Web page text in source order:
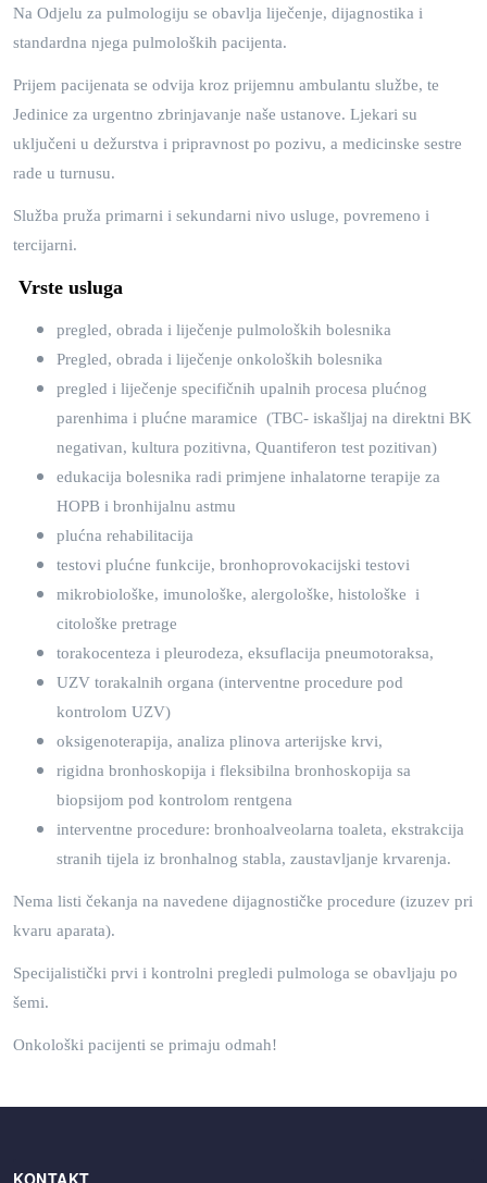
Na Odjelu za pulmologiju se obavlja liječenje, dijagnostika i
standardna njega pulmoloških pacijenta.
Prijem pacijenata se odvija kroz prijemnu ambulantu službe, te
Jedinice za urgentno zbrinjavanje naše ustanove. Ljekari su
uključeni u dežurstva i pripravnost po pozivu, a medicinske sestre
rade u turnusu.
Služba pruža primarni i sekundarni nivo usluge, povremeno i
tercijarni.
Vrste usluga
pregled, obrada i liječenje pulmoloških bolesnika
Pregled, obrada i liječenje onkoloških bolesnika
pregled i liječenje specifičnih upalnih procesa plućnog
parenhima i plućne maramice (TBC- iskašljaj na direktni BK
negativan, kultura pozitivna, Quantiferon test pozitivan)
edukacija bolesnika radi primjene inhalatorne terapije za
HOPB i bronhijalnu astmu
plućna rehabilitacija
testovi plućne funkcije, bronhoprovokacijski testovi
mikrobiološke, imunološke, alergološke, histološke i
citološke pretrage
torakocenteza i pleurodeza, eksuflacija pneumotoraksa,
UZV torakalnih organa (interventne procedure pod
kontrolom UZV)
oksigenoterapija, analiza plinova arterijske krvi,
rigidna bronhoskopija i fleksibilna bronhoskopija sa
biopsijom pod kontrolom rentgena
interventne procedure: bronhoalveolarna toaleta, ekstrakcija
stranih tijela iz bronhalnog stabla, zaustavljanje krvarenja.
Nema listi čekanja na navedene dijagnostičke procedure (izuzev pri
kvaru aparata).
Specijalistički prvi i kontrolni pregledi pulmologa se obavljaju po
šemi.
Onkološki pacijenti se primaju odmah!
KONTAKT